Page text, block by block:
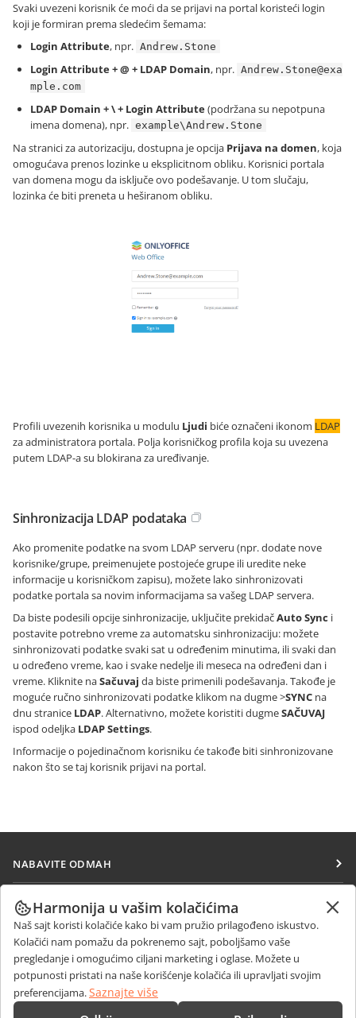
Svaki uvezeni korisnik će moći da se prijavi na portal koristeći login
koji je formiran prema sledećim šemama:
Login Attribute, npr. Andrew.Stone
Login Attribute + @ + LDAP Domain, npr. Andrew.Stone@exa
mple.com
LDAP Domain + \ + Login Attribute(podržana su nepotpuna
imena domena), npr. example\Andrew.Stone
Na stranici za autorizaciju, dostupna je opcija Prijava na domen, koja
omogućava prenos lozinke u eksplicitnom obliku. Korisnici portala
van domena mogu da isključe ovo podešavanje. U tom slučaju,
lozinka će biti preneta u heširanom obliku.
Profili uvezenih korisnika u modulu Ljudi biće označeni ikonom LDAP
za administratora portala. Polja korisničkog profila koja su uvezena
putem LDAP-a su blokirana za uređivanje.
Sinhronizacija LDAP podataka
Ako promenite podatke na svom LDAP serveru (npr. dodate nove
korisnike/grupe, preimenujete postojeće grupe ili uredite neke
informacije u korisničkom zapisu), možete lako sinhronizovati
podatke portala sa novim informacijama sa vašeg LDAP servera.
Da biste podesili opcije sinhronizacije, uključite prekidačAuto Sync i
postavite potrebno vreme za automatsku sinhronizaciju: možete
sinhronizovati podatke svaki sat u određenim minutima, ili svaki dan
u određeno vreme, kao i svake nedelje ili meseca na određeni dan i
vreme. Kliknite naSačuvaj da biste primenili podešavanja. Takođe je
moguće ručno sinhronizovati podatke klikom na dugme >SYNC na
dnu stranice LDAP. Alternativno, možete koristiti dugmeSAČUVAJ
ispod odeljka LDAP Settings.
Informacije o pojedinačnom korisniku će takođe biti sinhronizovane
nakon što se taj korisnik prijavi na portal.
NABAVITE ODMAH
Docs
DocSpace
Workspace
Konektori
Desktop aplikacije
SARAĐUJTE
Za doprinosioce
Za prevodioce
Za influensere
Slobodna radna mesta
PRIMAJTE VESTI
Blog
DOBIJTE POMOĆ
Forum
Harmonija u vašim kolačićima
Naš sajt koristi kolačiće kako bi vam pružio prilagođeno iskustvo.
Kolačići nam pomažu da pokrenemo sajt, poboljšamo vaše
pregledanje i omogućimo ciljani marketing i oglase. Možete u
potpunosti pristati na naše korišćenje kolačića ili upravljati svojim
preferencijama.Saznajte više